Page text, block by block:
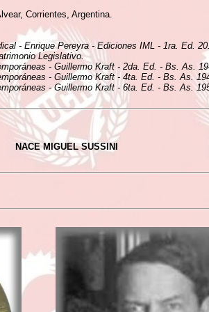
Corrientes, Argentina.
- Enrique Pereyra - Ediciones IML - 1ra. Ed.
Legislativo.
- Guillermo Kraft - 2da. Ed. - Bs. As.
- Guillermo Kraft - 4ta. Ed. - Bs. As.
- Guillermo Kraft - 6ta. Ed. - Bs. As.
NACE MIGUEL SUSSINI